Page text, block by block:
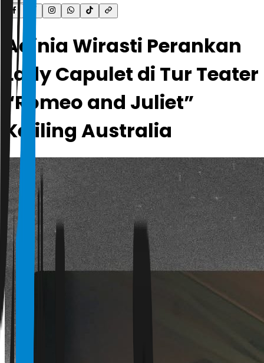
Adinia Wirasti Perankan
Lady Capulet di Tur Teater
“Romeo and Juliet”
Keliling Australia